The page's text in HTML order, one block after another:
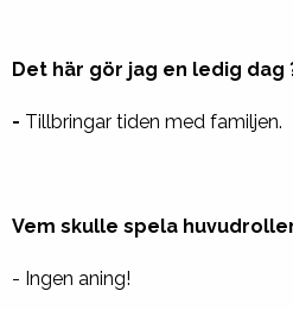
Det här gör jag en ledig dag
- Tillbringar tiden med familjen.
Vem skulle spela
- Ingen aning!